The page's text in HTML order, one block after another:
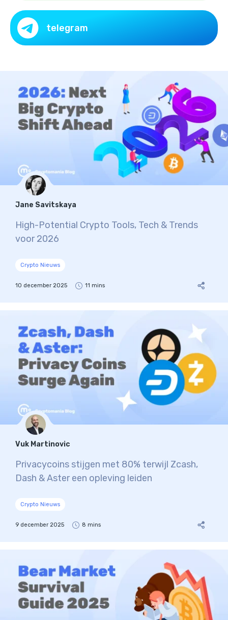
telegram
Jane Savitskaya
High-Potential Crypto Tools, Tech & Trends
voor 2026
Crypto Nieuws
10 december 2025 11 mins
Vuk Martinovic
Privacycoins stijgen met 80% terwijl Zcash,
Dash & Aster een opleving leiden
Crypto Nieuws
9 december 2025 8 mins